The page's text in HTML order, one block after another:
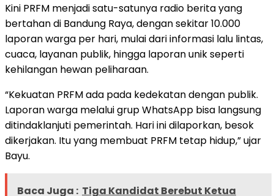
Kini PRFM menjadi satu-satunya radio berita yang
bertahan di Bandung Raya, dengan sekitar 10.000
laporan warga per hari, mulai dari informasi lalu lintas,
cuaca, layanan publik, hingga laporan unik seperti
kehilangan hewan peliharaan.
“Kekuatan PRFM ada pada kedekatan dengan publik.
Laporan warga melalui grup WhatsApp bisa langsung
ditindaklanjuti pemerintah. Hari ini dilaporkan, besok
dikerjakan. Itu yang membuat PRFM tetap hidup,” ujar
Bayu.
Baca Juga : Tiga Kandidat Berebut Ketua